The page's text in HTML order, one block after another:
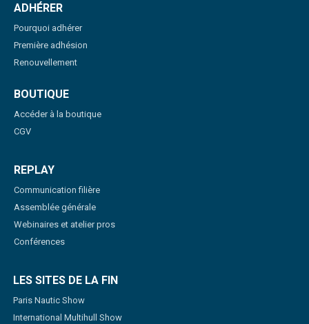
ADHÉRER
Pourquoi adhérer
Première adhésion
Renouvellement
BOUTIQUE
Accéder à la boutique
CGV
REPLAY
Communication filière
Assemblée générale
Webinaires et atelier pros
Conférences
LES SITES DE LA FIN
Paris Nautic Show
International Multihull Show